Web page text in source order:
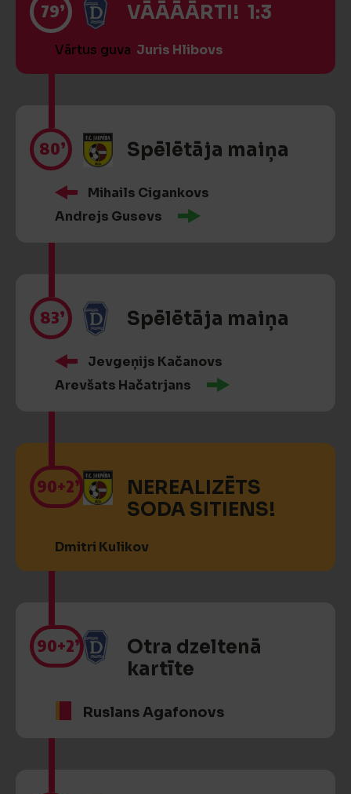
79’ VĀĀĀĀRTI! 1:3
Vārtus guva Juris Hlibovs
80’ Spēlētāja maiņa
Mihails Cigankovs
Andrejs Gusevs
83’ Spēlētāja maiņa
Jevgeņijs Kačanovs
Arevšats Hačatrjans
90+2’
NEREALIZĒTS
SODA SITIENS!
Dmitri Kulikov
90+2’
Otra dzeltenā
kartīte
Ruslans Agafonovs